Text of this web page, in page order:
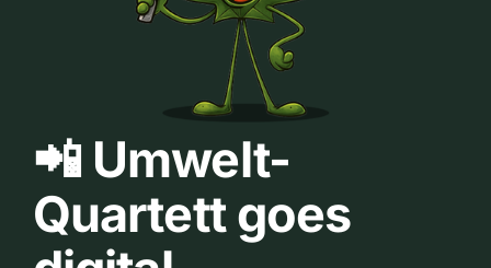
📲 Umwelt-
Quartett goes